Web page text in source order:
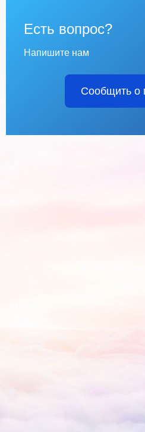
Есть вопрос?
Напишите нам
Сообщить о